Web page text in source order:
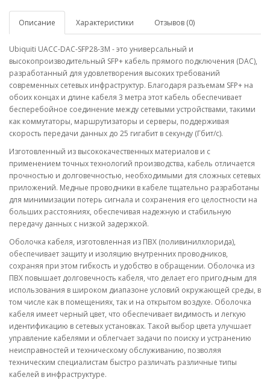
Описание Характеристики Отзывов (0)
Ubiquiti UACC-DAC-SFP28-3M - это универсальный и
высокопроизводительный SFP+ кабель прямого подключения (DAC),
разработанный для удовлетворения высоких требований
современных сетевых инфраструктур. Благодаря разъемам SFP+ на
обоих концах и длине кабеля 3 метра этот кабель обеспечивает
бесперебойное соединение между сетевыми устройствами, такими
как коммутаторы, маршрутизаторы и серверы, поддерживая
скорость передачи данных до 25 гигабит в секунду (Гбит/с).
Изготовленный из высококачественных материалов и с
применением точных технологий производства, кабель отличается
прочностью и долговечностью, необходимыми для сложных сетевых
приложений. Медные проводники в кабеле тщательно разработаны
для минимизации потерь сигнала и сохранения его целостности на
больших расстояниях, обеспечивая надежную и стабильную
передачу данных с низкой задержкой.
Оболочка кабеля, изготовленная из ПВХ (поливинилхлорида),
обеспечивает защиту и изоляцию внутренних проводников,
сохраняя при этом гибкость и удобство в обращении. Оболочка из
ПВХ повышает долговечность кабеля, что делает его пригодным для
использования в широком диапазоне условий окружающей среды, в
том числе как в помещениях, так и на открытом воздухе. Оболочка
кабеля имеет черный цвет, что обеспечивает видимость и легкую
идентификацию в сетевых установках. Такой выбор цвета улучшает
управление кабелями и облегчает задачи по поиску и устранению
неисправностей и техническому обслуживанию, позволяя
техническим специалистам быстро различать различные типы
кабелей в инфраструктуре.